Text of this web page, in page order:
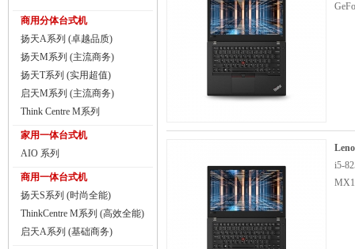
商用分体台式机
扬天A系列 (卓越品质)
扬天M系列 (主流商务)
扬天T系列 (实用超值)
启天M系列 (主流商务)
Think Centre M系列
家用一体台式机
AIO 系列
商用一体台式机
扬天S系列 (时尚全能)
ThinkCentre M系列 (高效全能)
启天A系列 (基础商务)
i5-